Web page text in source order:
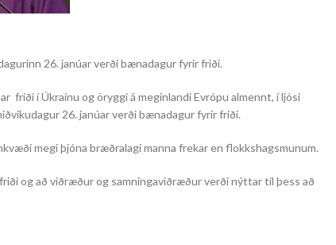
26. janúar verði bænadagur fyrir friði.
friði í Úkraínu og öryggi á meginlandi Evrópu almennt, í ljósi
26. janúar verði bænadagur fyrir friði.
megi þjóna bræðralagi manna frekar en flokkshagsmunum.
og að viðræður og samningaviðræður verði nýttar til þess að